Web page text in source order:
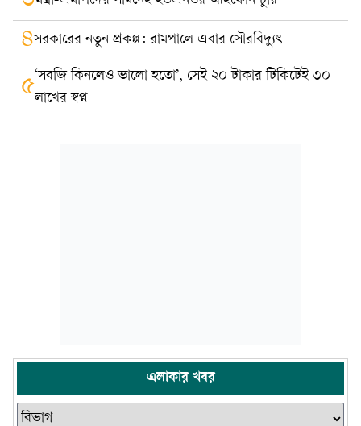
৪সরকারের নতুন প্রকল্প: রামপালে এবার সৌরবিদ্যুৎ
৫‘সবজি কিনলেও ভালো হতো’, সেই ২০ টাকার টিকিটেই ৩০
লাখের স্বপ্ন
এলাকার খবর